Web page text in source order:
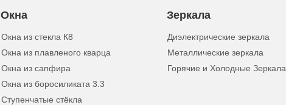
Окна
Окна из стекла К8
Окна из плавленого кварца
Окна из сапфира
Окна из боросиликата 3.3
Ступенчатые стёкла
Зеркала
Диэлектрические зеркала
Металлические зеркала
Горячие и Холодные Зеркала